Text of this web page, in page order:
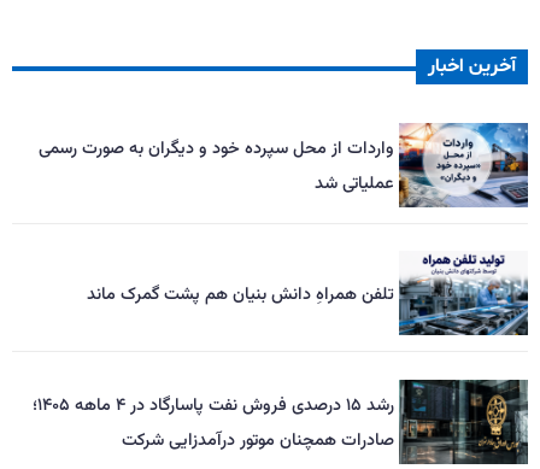
آخرین اخبار
واردات از محل سپرده خود و دیگران به صورت رسمی
عملیاتی شد
تلفن همراهِ دانش بنیان هم پشت گمرک ماند
رشد ۱۵ درصدی فروش نفت پاسارگاد در ۴ ماهه ۱۴۰۵؛
صادرات همچنان موتور درآمدزایی شرکت